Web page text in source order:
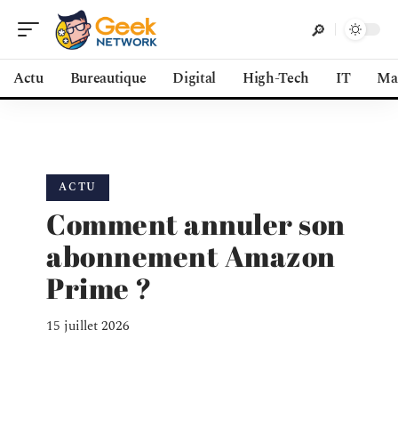
Actu Bureautique Digital High-Tech IT
ACTU
Comment annuler son
abonnement Amazon
Prime ?
15 juillet 2026